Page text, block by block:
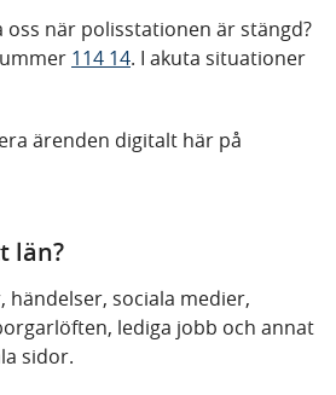
oss när polisstationen är stängd?
114 14. I akuta situationer
ärenden digitalt här på
län?
händelser, sociala medier,
lediga jobb och annat
sidor.